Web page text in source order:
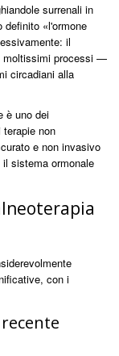
surrenali in
«l'ormone
il
moltissimi processi —
circadiani alla
è uno dei
non
e non invasivo
sistema ormonale
con i